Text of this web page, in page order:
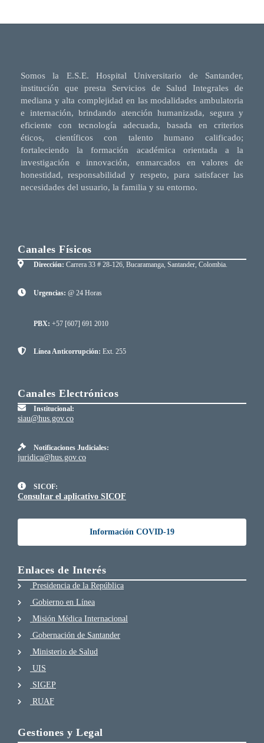
Somos la E.S.E. Hospital Universitario de Santander,
institución que presta Servicios de Salud Integrales de
mediana y alta complejidad en las modalidades ambulatoria
e internación, brindando atención humanizada, segura y
eficiente con tecnología adecuada, basada en criterios
éticos, científicos con talento humano calificado;
fortaleciendo la formación académica orientada a la
investigación e innovación, enmarcados en valores de
honestidad, responsabilidad y respeto, para satisfacer las
necesidades del usuario, la familia y su entorno.
Canales Físicos
Dirección: Carrera 33 # 28-126, Bucaramanga, Santander, Colombia.
Urgencias: @ 24 Horas
PBX: +57 [607] 691 2010
Línea Anticorrupción: Ext. 255
Canales Electrónicos
Institucional:
siau@hus.gov.co
Notificaciones Judiciales:
juridica@hus.gov.co
SICOF:
Consultar el aplicativo SICOF
Información COVID-19
Enlaces de Interés
Presidencia de la República
Gobierno en Línea
Misión Médica Internacional
Gobernación de Santander
Ministerio de Salud
UIS
SIGEP
RUAF
Gestiones y Legal